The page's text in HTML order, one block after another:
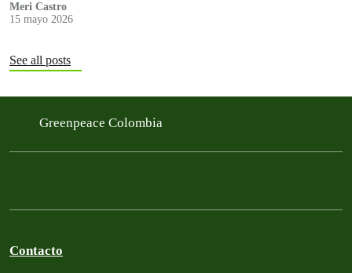
Meri Castro
15 mayo 2026
See all posts
Greenpeace Colombia
Contacto